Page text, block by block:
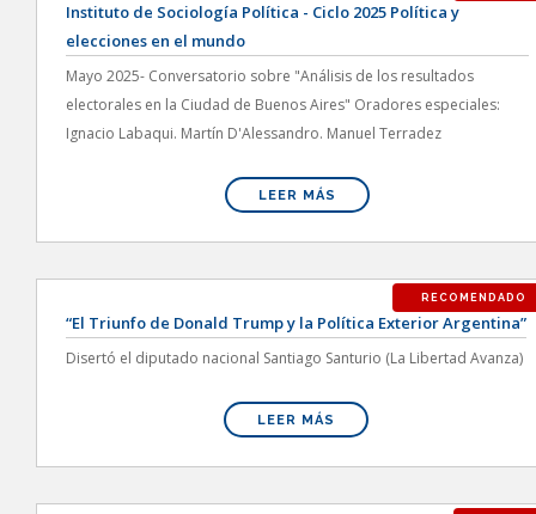
Instituto de Sociología Política - Ciclo 2025 Política y
elecciones en el mundo
Mayo 2025- Conversatorio sobre "Análisis de los resultados
electorales en la Ciudad de Buenos Aires" Oradores especiales:
Ignacio Labaqui. Martín D'Alessandro. Manuel Terradez
LEER MÁS
RECOMENDADO
“El Triunfo de Donald Trump y la Política Exterior Argentina”
Disertó el diputado nacional Santiago Santurio (La Libertad Avanza)
LEER MÁS